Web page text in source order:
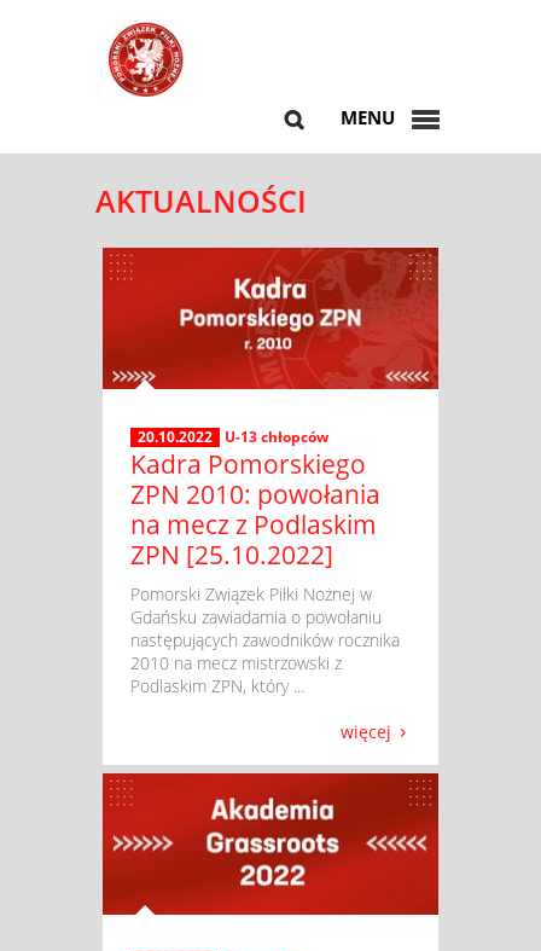
MENU
AKTUALNOŚCI
20.10.2022 U-13 chłopców
Kadra Pomorskiego
ZPN 2010: powołania
na mecz z Podlaskim
ZPN [25.10.2022]
​ Pomorski Związek Piłki Nożnej w
Gdańsku zawiadamia o powołaniu
następujących zawodników rocznika
2010 na mecz mistrzowski z
Podlaskim ZPN, który ...
więcej